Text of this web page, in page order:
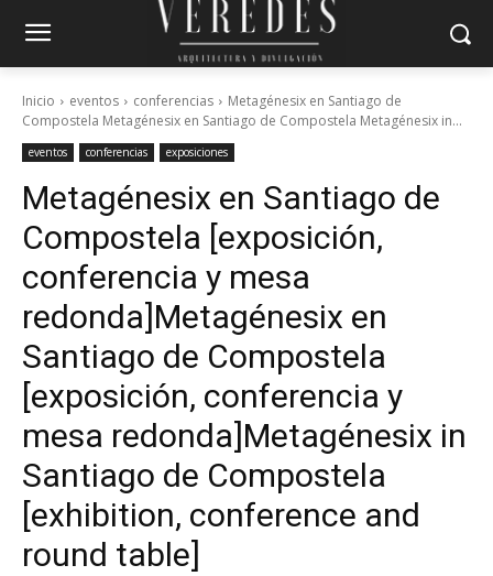
Inicio eventos conferencias
Metagénesix en Santiago de
Compostela Metagénesix en Santiago de Compostela Metagénesix in...
eventos conferencias exposiciones
Metagénesix en Santiago de
Compostela [exposición,
conferencia y mesa
redonda] Metagénesix en
Santiago de Compostela
[exposición, conferencia y
mesa redonda] Metagénesix in
Santiago de Compostela
[exhibition, conference and
round table]